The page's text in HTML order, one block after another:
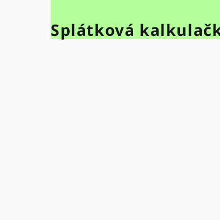
Splátková